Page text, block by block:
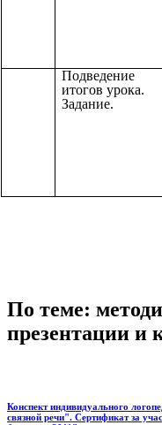
Подведение
итогов урока.
Задание.
По теме:
презентации и
Конспект индивидуального
связной речи". Сертификат за